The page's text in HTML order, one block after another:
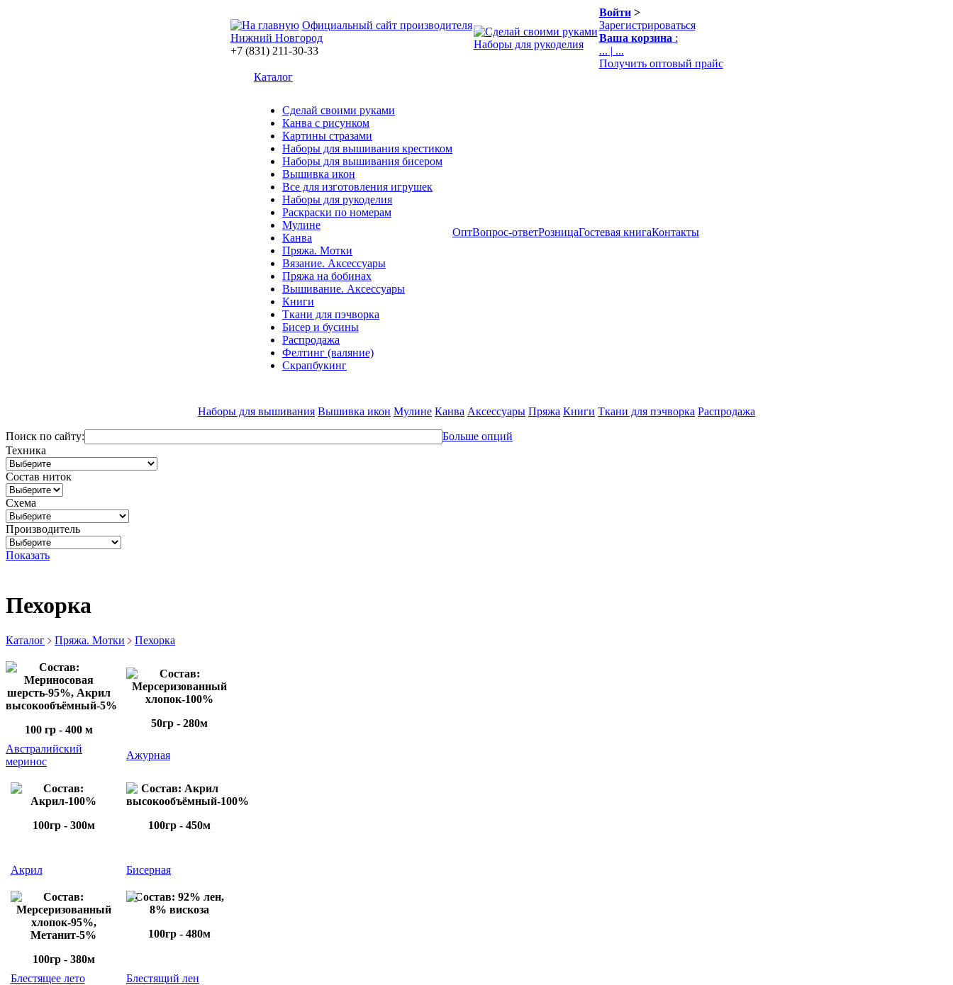
Официальный сайт производителя
Нижний Новгород
+7 (831) 211-30-33
Наборы для рукоделия
Войти>
Зарегистрироваться
Ваша корзина :
... | ...
Получить оптовый прайс
Каталог
Сделай своими руками
Канва с рисунком
Картины стразами
Наборы для вышивания крестиком
Наборы для вышивания бисером
Вышивка икон
Все для изготовления игрушек
Наборы для рукоделия
Раскраски по номерам
Мулине
Канва
Пряжа. Мотки
Вязание. Аксессуары
Пряжа на бобинах
Вышивание. Аксессуары
Книги
Ткани для пэчворка
Бисер и бусины
Распродажа
Фелтинг (валяние)
Скрапбукинг
ОптВопрос-ответРозницаГостевая книгаКонтакты
Наборы для вышивания Вышивка икон Мулине Канва Аксессуары Пряжа Книги Ткани для пэчворка Распродажа
Поиск по сайту:
Больше опций
Техника
Состав ниток
Схема
Производитель
Показать
Пехорка
Каталог Пряжа. Мотки Пехорка
Состав:
Мериносовая
шерсть-95%, Акрил
высокообъёмный-5%
100 гр - 400 м
Австралийский
меринос
Состав:
Мерсеризованный
хлопок-100%
50гр - 280м
Ажурная
Состав:
Акрил-100%
100гр - 300м
Акрил
Состав: Акрил
высокообъёмный-100%
100гр - 450м
Бисерная
Состав:
Мерсеризованный
хлопок-95%,
Метанит-5%
100гр - 380м
Блестящее лето
Состав: 92% лен,
8% вискоза
100гр - 480м
Блестящий лен